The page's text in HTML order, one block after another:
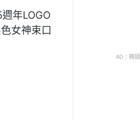
年LOGO
女神束口
AD：韓